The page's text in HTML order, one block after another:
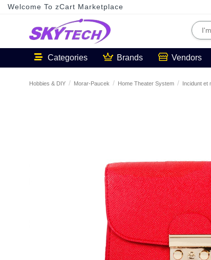
Welcome To zCart Marketplace
Categories Brands Vendors
Hobbies & DIY Morar-Paucek Home Theater System Incidunt et